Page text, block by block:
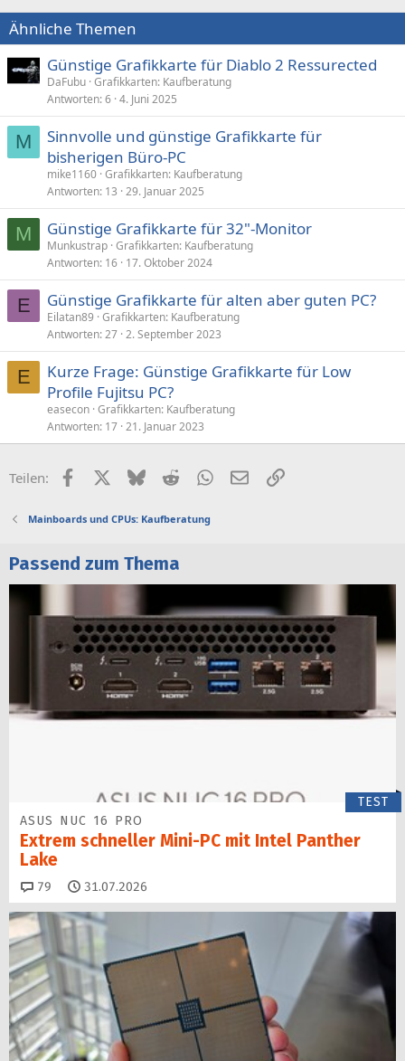
Ähnliche Themen
Günstige Grafikkarte für Diablo 2 Ressurected
DaFubu Grafikkarten: Kaufberatung
Antworten 6 4. Juni 2025
M
Sinnvolle und günstige Grafikkarte für
bisherigen Büro-PC
mike1160 Grafikkarten: Kaufberatung
Antworten 13 29. Januar 2025
M Günstige Grafikkarte für 32"-Monitor
Munkustrap Grafikkarten: Kaufberatung
Antworten 16 17. Oktober 2024
E Günstige Grafikkarte für alten aber guten PC?
Eilatan89 Grafikkarten: Kaufberatung
Antworten 27 2. September 2023
E
Kurze Frage: Günstige Grafikkarte für Low
Profile Fujitsu PC?
easecon Grafikkarten: Kaufberatung
Antworten 17 21. Januar 2023
Teilen: FacebookX (Twitter)
BlueskyRedditWhatsApp
E-MailLink
Mainboards und CPUs: Kaufberatung
Passend zum Thema
TEST
ASUS NUC 16 PRO
Extrem schneller Mini-PC mit Intel Panther
Lake
79 Kommentare
31.07.2026